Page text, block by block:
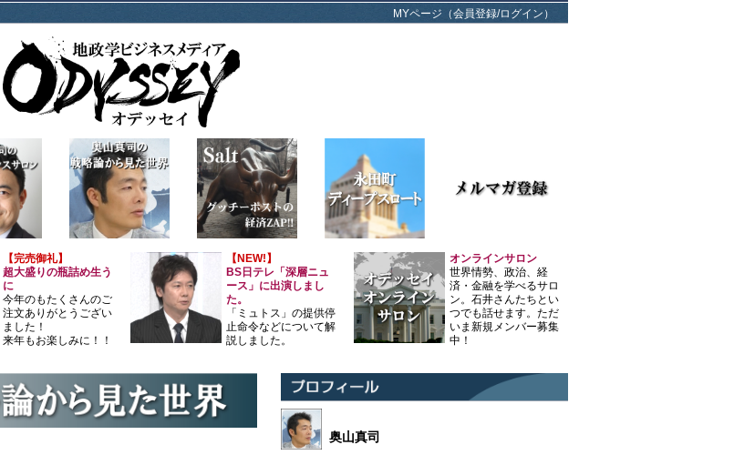
MYページ（会員登録/ログイン）
【完売御礼】
超大盛りの瓶詰め生う
に
今年のもたくさんのご
注文ありがとうござい
ました！
来年もお楽しみに！！
【NEW!】
BS日テレ「深層ニュ
ース」に出演しまし
た。
「ミュトス」の提供停
止命令などについて解
説しました。
オンラインサロン
世界情勢、政治、経
済・金融を学べるサロ
ン。石井さんたちとい
つでも話せます。ただ
いま新規メンバー募集
中！
奥山真司